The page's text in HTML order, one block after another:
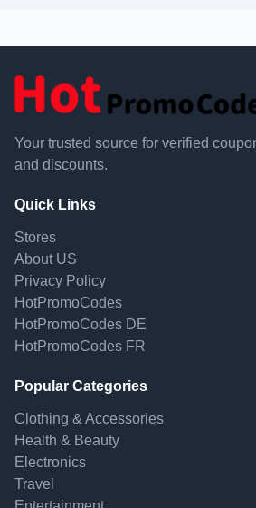
Your trusted source for verified
and discounts.
Quick Links
Stores
About US
Privacy Policy
HotPromoCodes
HotPromoCodes DE
HotPromoCodes FR
Popular Categories
Clothing & Accessories
Health & Beauty
Electronics
Travel